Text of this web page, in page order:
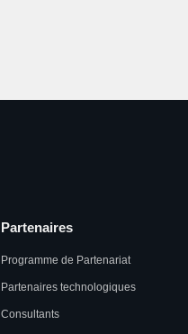
Partenaires
Programme de Partenariat
Partenaires technologiques
Consultants